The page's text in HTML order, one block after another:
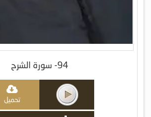
94- سورة الشرح
تحميل